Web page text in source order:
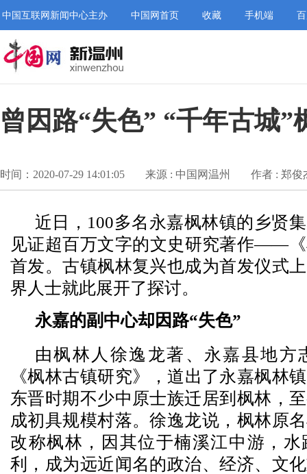
中国互联网新闻中心主办 中国网首页 收藏 手机端
曾因路“失色” “千年古城
时间：2020-07-29 14:01:05 来源 : 中国网温州 作者 : 郑俊
近日，100多名永嘉枫林镇的乡贤
见证超百万文字的文史研究著作——
首发。古镇枫林复兴也成为首发仪式
界人士就此展开了探讨。
永嘉的副中心却因路“失色”
由枫林人徐逸龙著、永嘉县地方
《枫林古镇研究》，道出了永嘉枫
东晋时期不少中原士族迁居到枫林，
成初具规模村落。徐逸龙说，枫林原
改称枫林，因其位于楠溪江中游，
利，成为远近闻名的政治、经济、文